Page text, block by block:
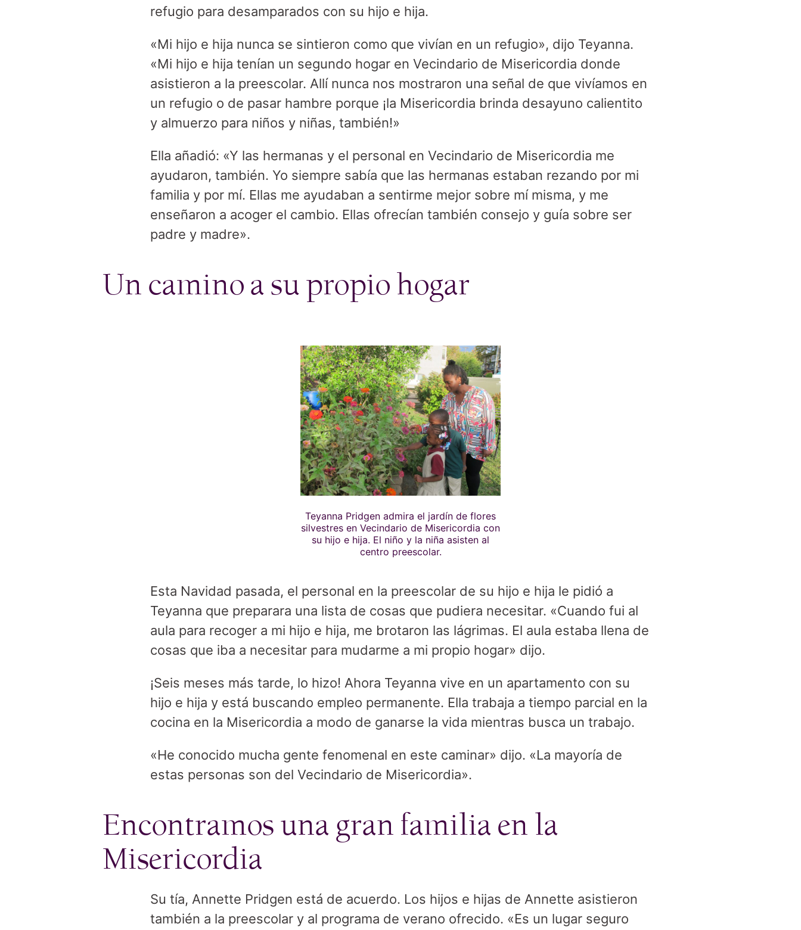
refugio para desamparados con su hijo e hija.
«Mi hijo e hija nunca se sintieron como que vivían en un refugio», dijo Teyanna.
«Mi hijo e hija tenían un segundo hogar en Vecindario de Misericordia donde
asistieron a la preescolar. Allí nunca nos mostraron una señal de que vivíamos en
un refugio o de pasar hambre porque ¡la Misericordia brinda desayuno calientito
y almuerzo para niños y niñas, también!»
Ella añadió: «Y las hermanas y el personal en Vecindario de Misericordia me
ayudaron, también. Yo siempre sabía que las hermanas estaban rezando por mi
familia y por mí. Ellas me ayudaban a sentirme mejor sobre mí misma, y me
enseñaron a acoger el cambio. Ellas ofrecían también consejo y guía sobre ser
padre y madre».
Un camino a su propio hogar
Teyanna Pridgen admira el jardín de flores
silvestres en Vecindario de Misericordia con
su hijo e hija. El niño y la niña asisten al
centro preescolar.
Esta Navidad pasada, el personal en la preescolar de su hijo e hija le pidió a
Teyanna que preparara una lista de cosas que pudiera necesitar. «Cuando fui al
aula para recoger a mi hijo e hija, me brotaron las lágrimas. El aula estaba llena de
cosas que iba a necesitar para mudarme a mi propio hogar» dijo.
¡Seis meses más tarde, lo hizo! Ahora Teyanna vive en un apartamento con su
hijo e hija y está buscando empleo permanente. Ella trabaja a tiempo parcial en la
cocina en la Misericordia a modo de ganarse la vida mientras busca un trabajo.
«He conocido mucha gente fenomenal en este caminar» dijo. «La mayoría de
estas personas son del Vecindario de Misericordia».
Encontramos una gran familia en la
Misericordia
Su tía, Annette Pridgen está de acuerdo. Los hijos e hijas de Annette asistieron
también a la preescolar y al programa de verano ofrecido. «Es un lugar seguro